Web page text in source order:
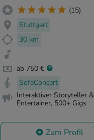
(15)
Stuttgart
30 km
ab 750 €
SofaConcert
Interaktiver Storyteller &
Entertainer, 500+ Gigs
Zum Profil